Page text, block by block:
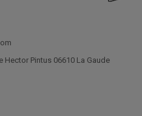
Hector Pintus 06610 La Gaude